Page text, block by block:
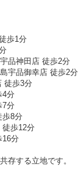
歩1分
品神田店 徒歩2分
宇品御幸店 徒歩2分
徒歩3分
4分
7分
歩8分
徒歩12分
16分
存する立地です。